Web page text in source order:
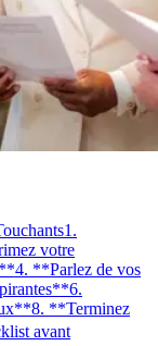
1.
votre
4. **Parlez de vos
6.
8. **Terminez
avant